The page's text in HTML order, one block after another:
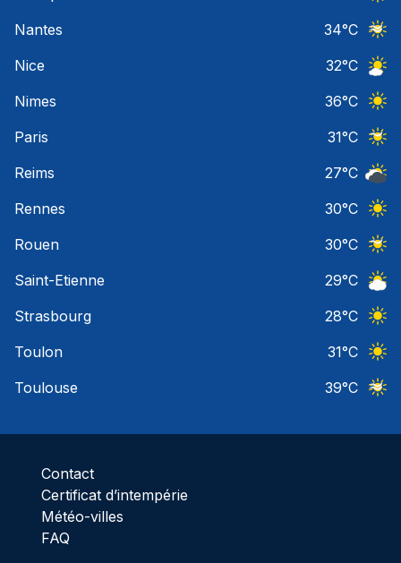
Nantes
34°C
Nice
32°C
Nimes
36°C
Paris
31°C
Reims
27°C
Rennes
30°C
Rouen
30°C
Saint-Etienne
29°C
Strasbourg
28°C
Toulon
31°C
Toulouse
39°C
Contact
Certificat d’intempérie
Météo-villes
FAQ